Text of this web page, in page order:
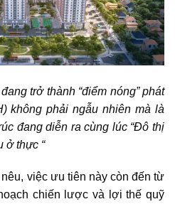
trở thành “điểm nóng” phát
không phải ngẫu nhiên mà là
đang diễn ra cùng lúc “Đô thị
ở thực “
việc ưu tiên này còn đến từ
chiến lược và lợi thế quỹ